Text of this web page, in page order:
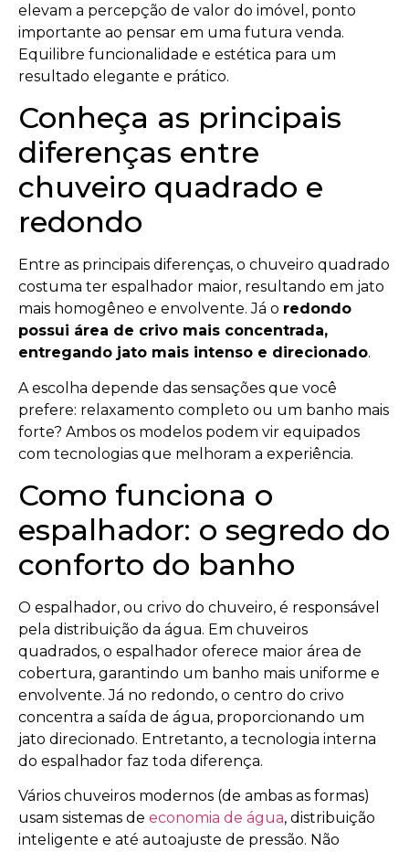
elevam a percepção de valor do imóvel, ponto
importante ao pensar em uma futura venda.
Equilibre funcionalidade e estética para um
resultado elegante e prático.
Conheça as principais
diferenças entre
chuveiro quadrado e
redondo
Entre as principais diferenças, o chuveiro quadrado
costuma ter espalhador maior, resultando em jato
mais homogêneo e envolvente. Já o redondo
possui área de crivo mais concentrada,
entregando jato mais intenso e direcionado.
A escolha depende das sensações que você
prefere: relaxamento completo ou um banho mais
forte? Ambos os modelos podem vir equipados
com tecnologias que melhoram a experiência.
Como funciona o
espalhador: o segredo do
conforto do banho
O espalhador, ou crivo do chuveiro, é responsável
pela distribuição da água. Em chuveiros
quadrados, o espalhador oferece maior área de
cobertura, garantindo um banho mais uniforme e
envolvente. Já no redondo, o centro do crivo
concentra a saída de água, proporcionando um
jato direcionado. Entretanto, a tecnologia interna
do espalhador faz toda diferença.
Vários chuveiros modernos (de ambas as formas)
usam sistemas de economia de água, distribuição
inteligente e até autoajuste de pressão. Não